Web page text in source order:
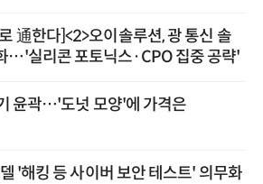
通한다]<2>오이솔루션, 광 통신 솔
…'실리콘 포토닉스·CPO 집중 공략'
윤곽…'도넛 모양'에 가격은
'해킹 등 사이버 보안 테스트' 의무화